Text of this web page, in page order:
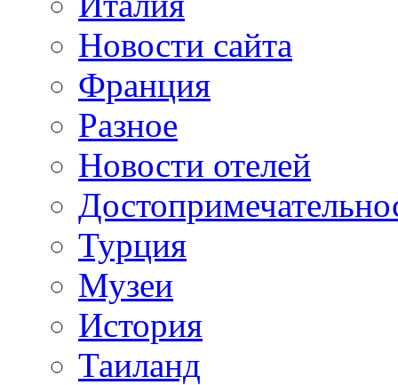
Новости сайта
Франция
Разное
Новости отелей
Турция
Музеи
История
Таиланд